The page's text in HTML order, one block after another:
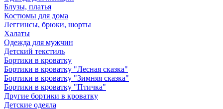
Блузы, платья
Костюмы для дома
Леггинсы, брюки, шорты
Халаты
Одежда для мужчин
Детский текстиль
Бортики в кроватку
Бортики в кроватку "Лесная сказка"
Бортики в кроватку "Зимняя сказка"
Бортики в кроватку "Птичка"
Другие бортики в кроватку
Детские одеяла